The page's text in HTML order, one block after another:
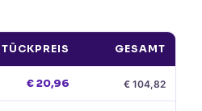
GESAMT
€20,96 € 104,82